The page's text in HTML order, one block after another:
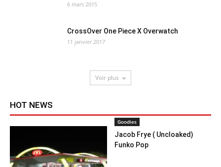
6 mars 2015
CrossOver One Piece X Overwatch
11 janvier 2017
Voir plus
HOT NEWS
Goodies
Jacob Frye ( Uncloaked)
Funko Pop